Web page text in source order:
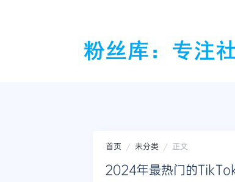
首页 未分类 正文
2024年最热门的